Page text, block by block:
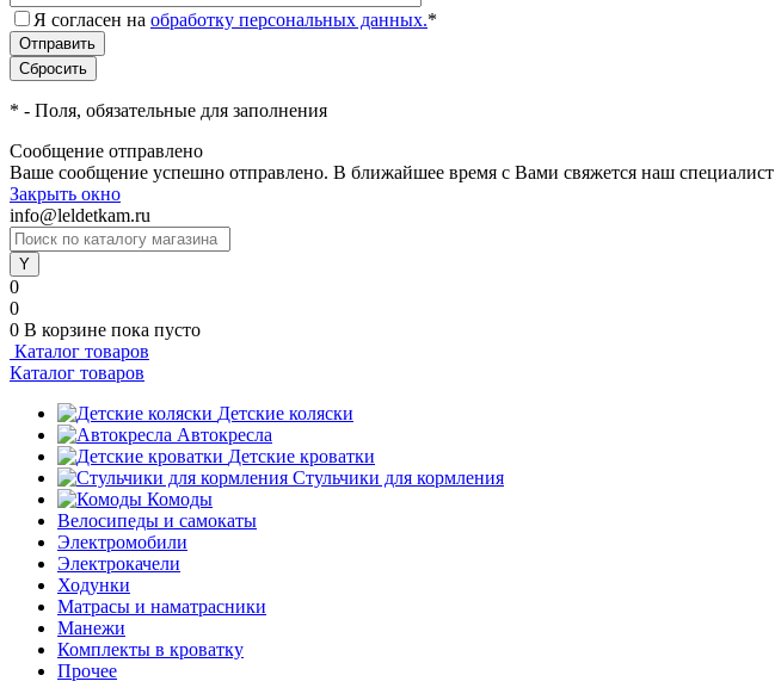
Я согласен на обработку персональных данных.*
* - Поля, обязательные для заполнения
Сообщение отправлено
Ваше сообщение успешно отправлено. В ближайшее время с Вами свяжется наш специалист
Закрыть окно
info@leldetkam.ru
0
0
0 В корзине пока пусто
Каталог товаров
Каталог товаров
Детские коляски
Автокресла
Детские кроватки
Стульчики для кормления
Комоды
Велосипеды и самокаты
Электромобили
Электрокачели
Ходунки
Матрасы и наматрасники
Манежи
Комплекты в кроватку
Прочее